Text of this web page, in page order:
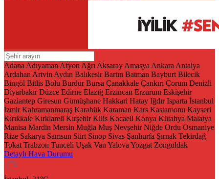
Adana Adıyaman Afyon Ağrı Aksaray Amasya Ankara Antalya
Ardahan Artvin Aydın Balıkesir Bartın Batman Bayburt Bilecik
Bingöl Bitlis Bolu Burdur Bursa Çanakkale Çankırı Çorum Denizli
Diyarbakır Düzce Edirne Elazığ Erzincan Erzurum Eskişehir
Gaziantep Giresun Gümüşhane Hakkari Hatay Iğdır Isparta İstanbul
İzmir Kahramanmaraş Karabük Karaman Kars Kastamonu Kayseri
Kırıkkale Kırklareli Kırşehir Kilis Kocaeli Konya Kütahya Malatya
Manisa Mardin Mersin Muğla Muş Nevşehir Niğde Ordu Osmaniye
Rize Sakarya Samsun Siirt Sinop Sivas Şanlıurfa Şırnak Tekirdağ
Tokat Trabzon Tunceli Uşak Van Yalova Yozgat Zonguldak
Detaylı Hava Durumu